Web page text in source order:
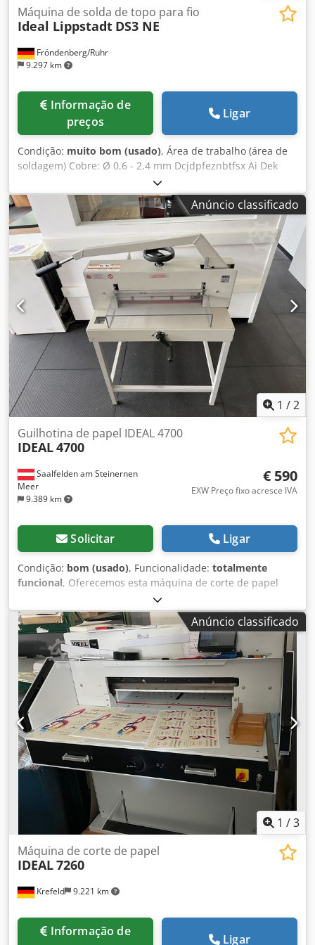
Fröndenberg/Ruhr
9.297 km
Máquina de solda de topo para fio
Ideal Lippstadt DS3 NE
preços
Ligar
Condição: muito bom (usado), Área de trabalho (área de
soldagem) Cobre: Ø 0,6 - 2,4 mm Dcjdpfeznbtfsx Ai Dek
Alumínio: Ø 0,8 - 3,0 mm Latão: Ø 0,8 - 3,0 mm Peso: 16 kg
Com função de resfriamento após a soldagem e cortador
de arame Tensão de alimentação: 230 V Em excelente
estado, muito bem conservado.
Anúncio classificado
1 /2
Saalfelden am Steinernen
Meer
9.389 km
Guilhotina de papel IDEAL 4700
IDEAL4700
€ 590
EXW Preço fixo acresce IVA
Solicitar Ligar
Condição: bom (usado), Funcionalidade: totalmente
funcional, Oferecemos esta máquina de corte de papel
IDEAL 4700, em bom estado de conservação. Inclui a
estrutura de suporte. Djdpfx Aiszlunwo Dsck Com um
comprimento de corte de 475 mm e uma altura máxima de
pilha de 80 mm, permite cortar pilhas de papel com
facilidade, até ao formato DIN A3. Fabricante: IDEAL 4700
Se tiver alguma questão ou precisar de mais informações,
não hesite em enviar-nos uma mensagem ou contactar-
nos por telefone.
Anúncio classificado
1 /3
Krefeld 9.221 km
Máquina de corte de papel
IDEAL7260
Ligar